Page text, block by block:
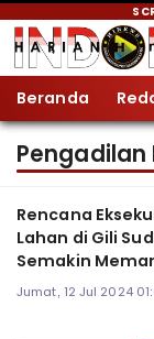
Beranda
Rencana
Lahan di Gili
Semakin
Jumat, 12 Jul 2024